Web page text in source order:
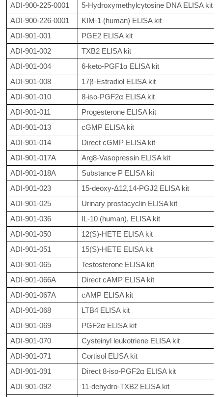
ADI-900-225-0001
5-Hydroxymethylcytosine DNA ELISA kit
ADI-900-226-0001
KIM-1 (human) ELISA kit
ADI-901-001
PGE2 ELISA kit
ADI-901-002
TXB2 ELISA kit
ADI-901-004
6-keto-PGF1α ELISA kit
ADI-901-008
17β-Estradiol ELISA kit
ADI-901-010
8-iso-PGF2α ELISA kit
ADI-901-011
Progesterone ELISA kit
ADI-901-013
cGMP ELISA kit
ADI-901-014
Direct cGMP ELISA kit
ADI-901-017A
Arg8-Vasopressin ELISA kit
ADI-901-018A
Substance P ELISA kit
ADI-901-023
15-deoxy-Δ12,14-PGJ2 ELISA kit
ADI-901-025
Urinary prostacyclin ELISA kit
ADI-901-036
IL-10 (human), ELISA kit
ADI-901-050
12(S)-HETE ELISA kit
ADI-901-051
15(S)-HETE ELISA kit
ADI-901-065
Testosterone ELISA kit
ADI-901-066A
Direct cAMP ELISA kit
ADI-901-067A
cAMP ELISA kit
ADI-901-068
LTB4 ELISA kit
ADI-901-069
PGF2α ELISA kit
ADI-901-070
Cysteinyl leukotriene ELISA kit
ADI-901-071
Cortisol ELISA kit
ADI-901-091
Direct 8-iso-PGF2α ELISA kit
ADI-901-092
11-dehydro-TXB2 ELISA kit